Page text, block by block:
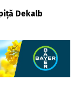
Dekalb